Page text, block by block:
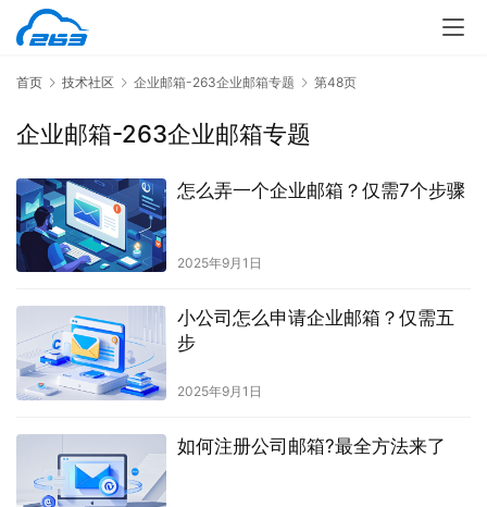
首页 技术社区 企业邮箱-263企业邮箱专题 第48页
企业邮箱-263企业邮箱专题
怎么弄一个企业邮箱？仅需7个步骤
2025年9月1日
小公司怎么申请企业邮箱？仅需五
步
2025年9月1日
如何注册公司邮箱?最全方法来了